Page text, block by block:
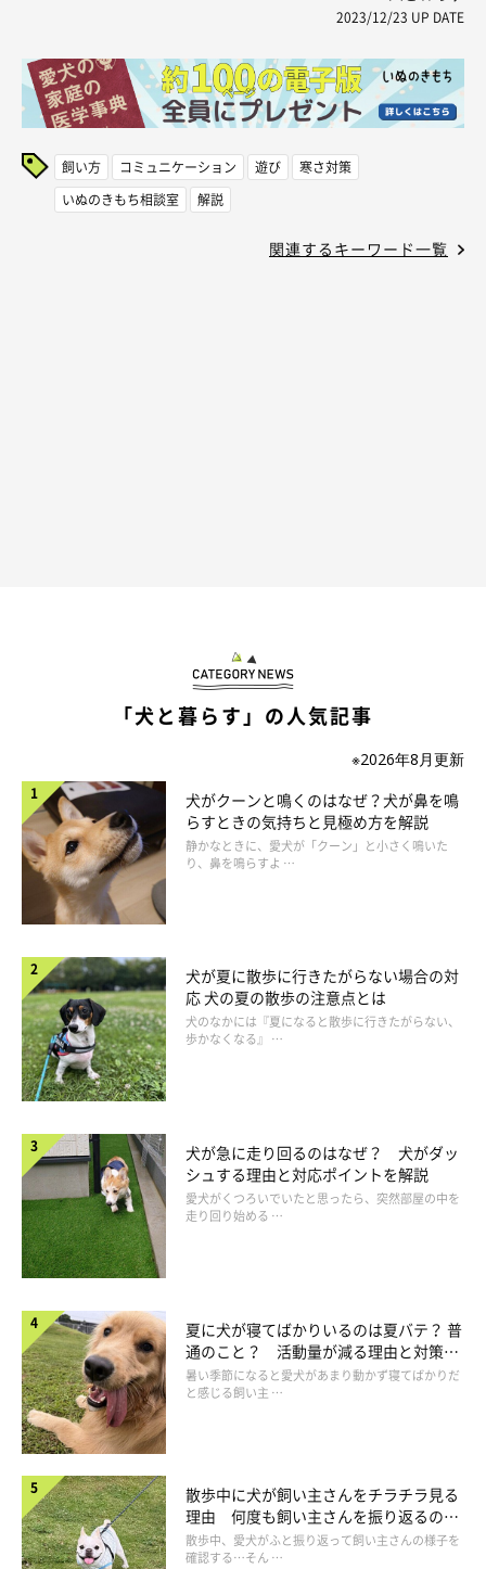
2023/12/23 UP DATE
飼い方 コミュニケーション 遊び
寒さ対策
いぬのきもち相談室
解説
関連するキーワード一覧
「犬と暮らす」の人気記事
※2026年8月更新
犬がクーンと鳴くのはなぜ？犬が鼻を鳴
らすときの気持ちと見極め方を解説
静かなときに、愛犬が「クーン」と小さく鳴いた
り、鼻を鳴らすよ …
犬が夏に散歩に行きたがらない場合の対
応 犬の夏の散歩の注意点とは
犬のなかには『夏になると散歩に行きたがらない、
歩かなくなる』 …
犬が急に走り回るのはなぜ？ 犬がダッ
シュする理由と対応ポイントを解説
愛犬がくつろいでいたと思ったら、突然部屋の中を
走り回り始める …
夏に犬が寝てばかりいるのは夏バテ？ 普
通のこと？ 活動量が減る理由と対策と
は
暑い季節になると愛犬があまり動かず寝てばかりだ
と感じる飼い主 …
散歩中に犬が飼い主さんをチラチラ見る
理由 何度も飼い主さんを振り返るのは
なぜ？
散歩中、愛犬がふと振り返って飼い主さんの様子を
確認する…そん …